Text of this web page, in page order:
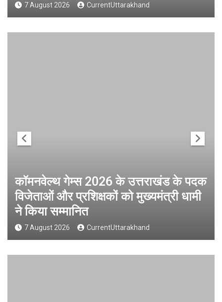
7 August 2026 CurrentUttarakhand
कॉमनवेल्थ गेम्स 2026 के उत्तराखंड के पदक
विजेताओं और प्रशिक्षकों को मुख्यमंत्री धामी
ने किया सम्मानित
7 August 2026 CurrentUttarakhand